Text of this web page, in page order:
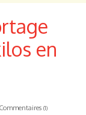
en
Commentaires (1)